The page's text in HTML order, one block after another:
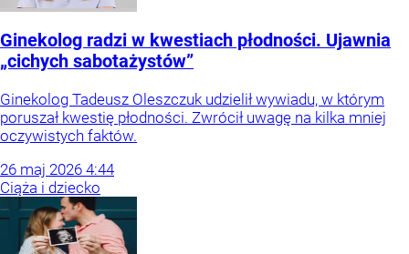
Ginekolog radzi w kwestiach płodności. Ujawnia
„cichych sabotażystów”
Ginekolog Tadeusz Oleszczuk udzielił wywiadu, w którym
poruszał kwestię płodności. Zwrócił uwagę na kilka mniej
oczywistych faktów.
26 maj 2026 4:44
Ciąża i dziecko